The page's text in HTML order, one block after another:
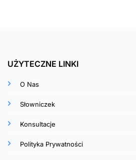
UŻYTECZNE LINKI
O Nas
Słowniczek
Konsultacje
Polityka Prywatności